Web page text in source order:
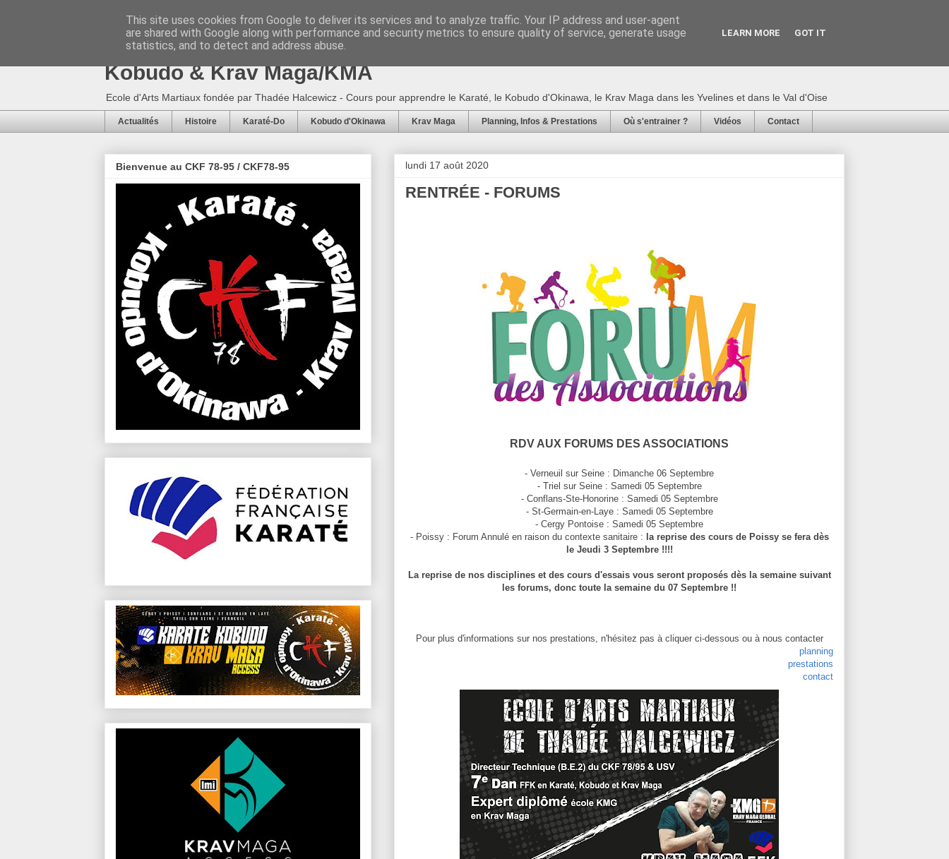
CKF 78-95 / CKF78-95 - Ecole Arts Martiaux d'Adam Neuman : Karaté,
Kobudo & Krav Maga/KMA
Ecole d'Arts Martiaux fondée par Thadée Halcewicz - Cours pour apprendre le Karaté, le Kobudo d'Okinawa, le Krav Maga dans les Yvelines et dans le Val d'Oise
Actualités Histoire Karaté-Do Kobudo d'Okinawa Krav Maga Planning, Infos & Prestations Où s'entrainer ? Vidéos Contact
lundi 17 août 2020
RENTRÉE - FORUMS
RDV AUX FORUMS DES ASSOCIATIONS
- Verneuil sur Seine : Dimanche 06 Septembre
- Triel sur Seine : Samedi 05 Septembre
- Conflans-Ste-Honorine : Samedi 05 Septembre
- St-Germain-en-Laye : Samedi 05 Septembre
- Cergy Pontoise : Samedi 05 Septembre
- Poissy : Forum Annulé en raison du contexte sanitaire : la reprise des cours de Poissy se fera dès
le Jeudi 3 Septembre !!!!
La reprise de nos disciplines et des cours d'essais vous seront proposés dès la semaine suivant
les forums, donc toute la semaine du 07 Septembre !!
Pour plus d'informations sur nos prestations, n'hésitez pas à cliquer ci-dessous ou à nous contacter
planning
prestations
contact
Bienvenue au CKF 78-95 / CKF78-95
This site uses cookies from Google to deliver its services and to analyze traffic. Your IP address and user-agent
are shared with Google along with performance and security metrics to ensure quality of service, generate usage
statistics, and to detect and address abuse.
LEARN MORE GOT IT